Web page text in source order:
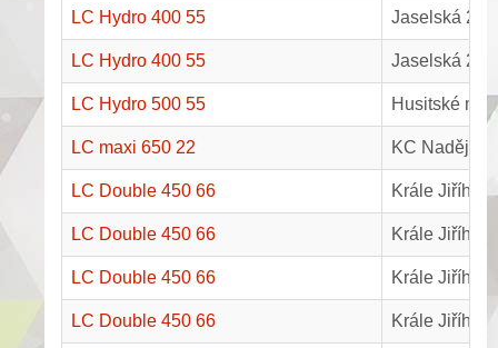
LC Hydro 400 55 Jaselská
LC Hydro 400 55 Jaselská
LC Hydro 500 55 Husitské
LC maxi 650 22 KC Nadějkov
LC Double 450 66 Krále Jiřího
LC Double 450 66 Krále Jiřího
LC Double 450 66 Krále Jiřího
LC Double 450 66 Krále Jiřího